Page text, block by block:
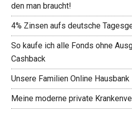
den man braucht!
4% Zinsen aufs deutsche
So kaufe ich alle Fonds ohne
Cashback
Unsere Familien Online Hausbank
Meine moderne private